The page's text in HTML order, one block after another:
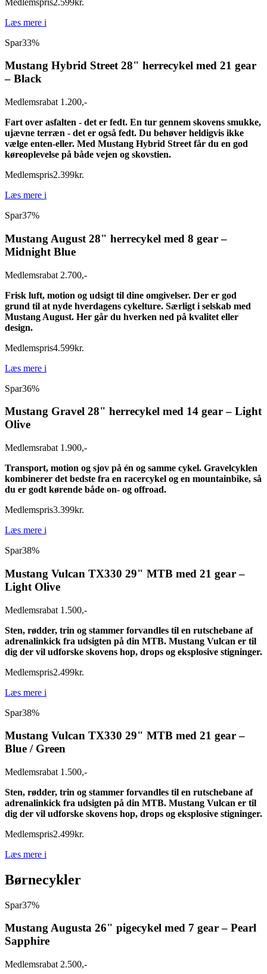
Læs mere i
Spar33%
Mustang Hybrid Street 28" herrecykel med 21 gear
– Black
Medlemsrabat 1.200,-
Fart over asfalten - det er fedt. En tur gennem skovens smukke,
ujævne terræn - det er også fedt. Du behøver heldigvis ikke
vælge enten-eller. Med Mustang Hybrid Street får du en god
køreoplevelse på både vejen og skovstien.
Medlemspris2.399kr.
Læs mere i
Spar37%
Mustang August 28" herrecykel med 8 gear –
Midnight Blue
Medlemsrabat 2.700,-
Frisk luft, motion og udsigt til dine omgivelser. Der er god
grund til at nyde hverdagens cykelture. Særligt i selskab med
Mustang August. Her går du hverken ned på kvalitet eller
design.
Medlemspris4.599kr.
Læs mere i
Spar36%
Mustang Gravel 28" herrecykel med 14 gear – Light
Olive
Medlemsrabat 1.900,-
Transport, motion og sjov på én og samme cykel. Gravelcyklen
kombinerer det bedste fra en racercykel og en mountainbike, så
du er godt kørende både on- og offroad.
Medlemspris3.399kr.
Læs mere i
Spar38%
Mustang Vulcan TX330 29" MTB med 21 gear –
Light Olive
Medlemsrabat 1.500,-
Sten, rødder, trin og stammer forvandles til en rutschebane af
adrenalinkick fra udsigten på din MTB. Mustang Vulcan er til
dig der vil udforske skovens hop, drops og eksplosive stigninger.
Medlemspris2.499kr.
Læs mere i
Spar38%
Mustang Vulcan TX330 29" MTB med 21 gear –
Blue / Green
Medlemsrabat 1.500,-
Sten, rødder, trin og stammer forvandles til en rutschebane af
adrenalinkick fra udsigten på din MTB. Mustang Vulcan er til
dig der vil udforske skovens hop, drops og eksplosive stigninger.
Medlemspris2.499kr.
Læs mere i
Børnecykler
Spar37%
Mustang Augusta 26" pigecykel med 7 gear – Pearl
Sapphire
Medlemsrabat 2.500,-